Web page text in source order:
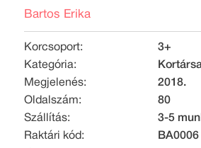
Bartos Erika
Korcsoport:
3+
Kategória:
Megjelenés:
2018.
Oldalszám:
80
Szállítás:
3-5
Raktári kód:
BA0006